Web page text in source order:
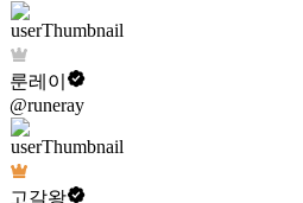
룬레이
@runeray
고갈왕